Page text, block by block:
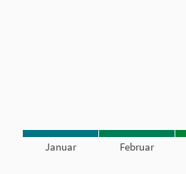
Januar Februar